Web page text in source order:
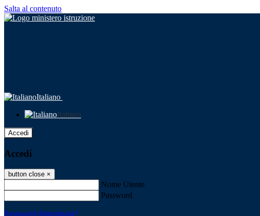
Salta al contenuto
Italiano
Italiano
Accedi
Accedi
button close ×
Nome Utente
Password
Password dimenticata?